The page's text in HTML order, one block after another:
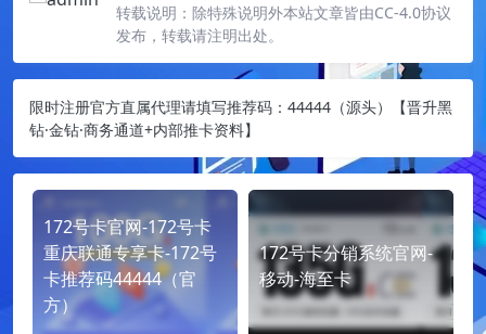
转载说明： 除特殊说明外本站文章皆由CC-4.0协议
发布，转载请注明出处。
限时注册官方直属代理请填写推荐码：44444（源头）【晋升黑
钻·金钻·商务通道+内部推卡资料】
172号卡官网-172号卡
重庆联通专享卡-172号
卡推荐码44444（官
方）
172号卡分销系统官网-
移动-海至卡